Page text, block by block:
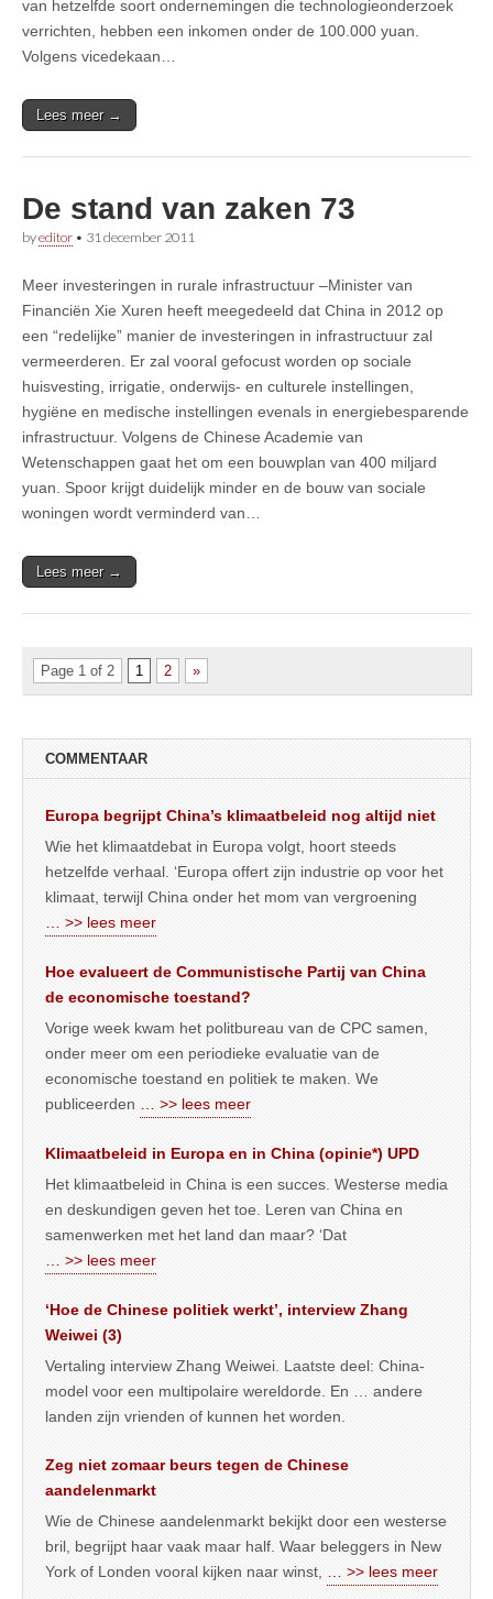
van hetzelfde soort ondernemingen die technologieonderzoek
verrichten, hebben een inkomen onder de 100.000 yuan.
Volgens vicedekaan…
Lees meer →
De stand van zaken 73
byeditor • 31 december 2011
Meer investeringen in rurale infrastructuur –Minister van
Financiën Xie Xuren heeft meegedeeld dat China in 2012 op
een “redelijke” manier de investeringen in infrastructuur zal
vermeerderen. Er zal vooral gefocust worden op sociale
huisvesting, irrigatie, onderwijs- en culturele instellingen,
hygiëne en medische instellingen evenals in energiebesparende
infrastructuur. Volgens de Chinese Academie van
Wetenschappen gaat het om een bouwplan van 400 miljard
yuan. Spoor krijgt duidelijk minder en de bouw van sociale
woningen wordt verminderd van…
Lees meer →
Page 1 of 2 1 2 »
COMMENTAAR
Europa begrijpt China’s klimaatbeleid nog altijd niet
Wie het klimaatdebat in Europa volgt, hoort steeds
hetzelfde verhaal. ‘Europa offert zijn industrie op voor het
klimaat, terwijl China onder het mom van vergroening
… >> lees meer
Hoe evalueert de Communistische Partij van China
de economische toestand?
Vorige week kwam het politbureau van de CPC samen,
onder meer om een periodieke evaluatie van de
economische toestand en politiek te maken. We
publiceerden
… >> lees meer
Klimaatbeleid in Europa en in China (opinie*) UPD
Het klimaatbeleid in China is een succes. Westerse media
en deskundigen geven het toe. Leren van China en
samenwerken met het land dan maar? ‘Dat
… >> lees meer
‘Hoe de Chinese politiek werkt’, interview Zhang
Weiwei (3)
Vertaling interview Zhang Weiwei. Laatste deel: China-
model voor een multipolaire wereldorde. En … andere
landen zijn vrienden of kunnen het worden.
Zeg niet zomaar beurs tegen de Chinese
aandelenmarkt
Wie de Chinese aandelenmarkt bekijkt door een westerse
bril, begrijpt haar vaak maar half. Waar beleggers in New
York of Londen vooral kijken naar winst,
… >> lees meer